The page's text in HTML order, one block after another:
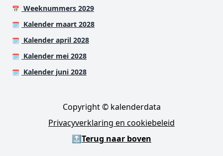
📅 Weeknummers 2029
🗓️ Kalender maart 2028
🗓️ Kalender april 2028
🗓️ Kalender mei 2028
🗓️ Kalender juni 2028
Copyright © kalenderdata
Privacyverklaring en cookiebeleid
🔝Terug naar boven